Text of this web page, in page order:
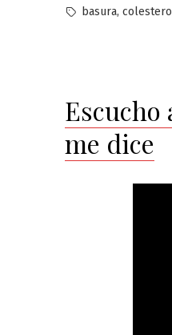
por
Etiquetas:
basura,
Escucho
me dice